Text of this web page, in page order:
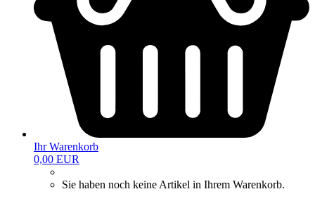
Ihr Warenkorb
0,00 EUR
Sie haben noch keine Artikel in Ihrem Warenkorb.